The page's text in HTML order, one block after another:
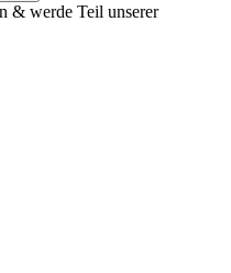
& werde Teil unserer